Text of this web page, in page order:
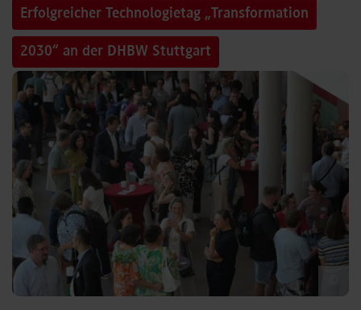
Erfolgreicher Technologietag „Transformation
2030“ an der DHBW Stuttgart